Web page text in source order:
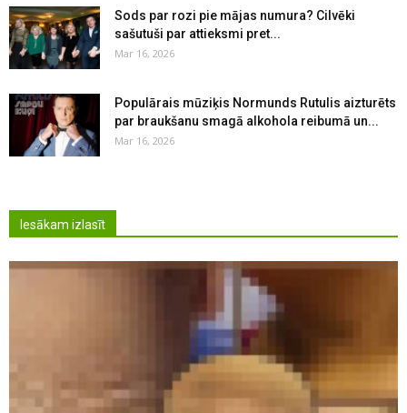
Sods par rozi pie mājas numura? Cilvēki
sašutuši par attieksmi pret...
Mar 16, 2026
Populārais mūziķis Normunds Rutulis aizturēts
par braukšanu smagā alkohola reibumā un...
Mar 16, 2026
Iesākam izlasīt